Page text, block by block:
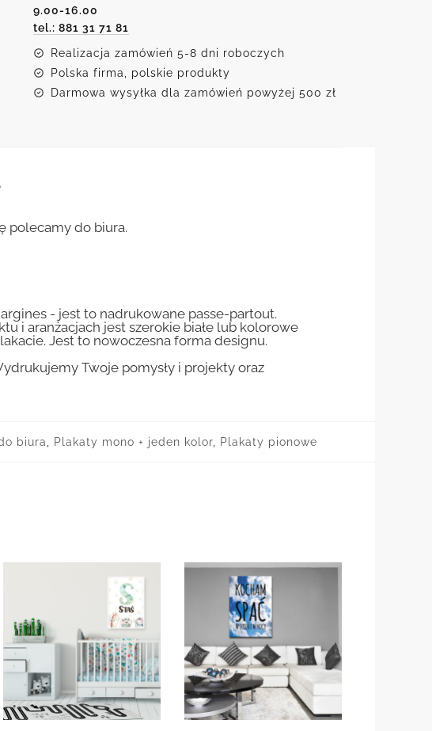
9.00-16.00
tel.: 881 31 71 81
Realizacja zamówień 5-8 dni roboczych
Polska firma, polskie produkty
Darmowa wysyłka dla zamówień powyżej 500 zł
polecamy do biura.
- jest to nadrukowane passe-partout.
i aranżacjach jest szerokie białe lub kolorowe
Jest to nowoczesna forma designu.
Twoje pomysły i projekty oraz
biura, Plakaty mono + jeden kolor, Plakaty pionowe